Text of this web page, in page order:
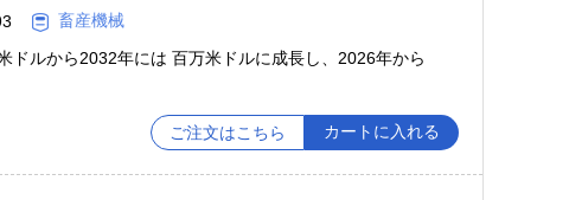
畜産機械
ルから2032年には 百万米ドルに成長し、2026年から
ご注文はこちら カートに入れる